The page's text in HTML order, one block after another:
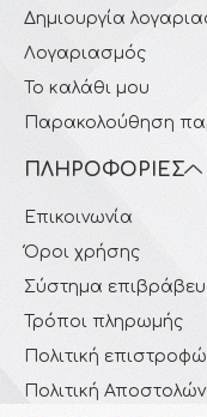
Δημιουργία
Λογαριασμός
Το καλάθι μου
Παρακολούθηση
ΠΛΗΡΟΦΟΡΊΕΣ
Επικοινωνία
Όροι χρήσης
Σύστημα
Τρόποι πληρωμής
Πολιτική
Πολιτική Αποστολών